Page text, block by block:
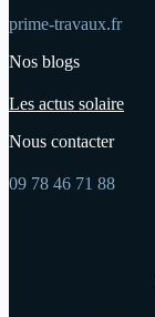
prime-travaux.fr
Nos blogs
Les actus solaire
Nous contacter
09 78 46 71 88